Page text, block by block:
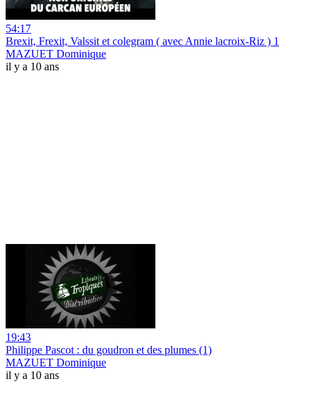
54:17
Brexit, Frexit, Valssit et colegram ( avec Annie lacroix-Riz ) 1
MAZUET Dominique
il y a 10 ans
19:43
Philippe Pascot : du goudron et des plumes (1)
MAZUET Dominique
il y a 10 ans